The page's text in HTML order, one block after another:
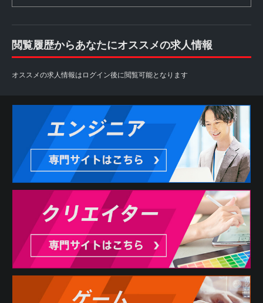
閲覧履歴からあなたにオススメの求人情報
オススメの求人情報はログイン後に閲覧可能となります